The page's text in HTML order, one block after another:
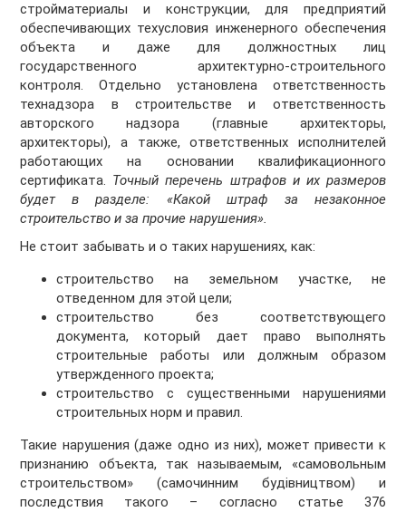
стройматериалы и конструкции, для предприятий
обеспечивающих техусловия инженерного обеспечения
объекта и даже для должностных лиц
государственного архитектурно-строительного
контроля. Отдельно установлена ответственность
технадзора в строительстве и ответственность
авторского надзора (главные архитекторы,
архитекторы), а также, ответственных исполнителей
работающих на основании квалификационного
сертификата. Точный перечень штрафов и их размеров
будет в разделе: «Какой штраф за незаконное
строительство и за прочие нарушения».
Не стоит забывать и о таких нарушениях, как:
строительство на земельном участке, не
отведенном для этой цели;
строительство без соответствующего
документа, который дает право выполнять
строительные работы или должным образом
утвержденного проекта;
строительство с существенными нарушениями
строительных норм и правил.
Такие нарушения (даже одно из них), может привести к
признанию объекта, так называемым, «самовольным
строительством» (самочинним будівництвом) и
последствия такого – согласно статье 376